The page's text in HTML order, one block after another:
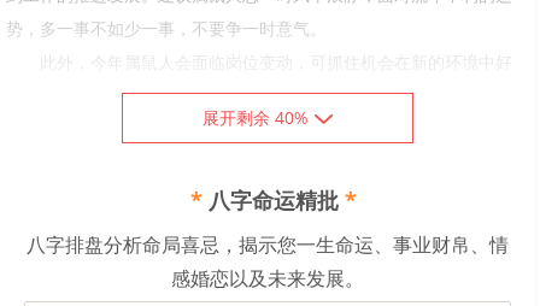
势，多一事不如少一事，不要争一时意气。
此外，今年属鼠人会面临岗位变动，可抓住机会在新的环境中好
好改善人际关系，积极参与团队合作，巩固关系、加深默契，为日后
的发展奠定一个人际关系基石。
帮助，在生活中关系良好的异性朋友也会常常带来意想不到的推动。
不过同时属鼠人也需要防范工作上与异性产生纠缠，若一旦陷入其中
将会对事业造成不良的影响。
展开剩余 40%
*八字命运精批 *
八字排盘分析命局喜忌，揭示您一生命运、事业财帛、情
感婚恋以及未来发展。